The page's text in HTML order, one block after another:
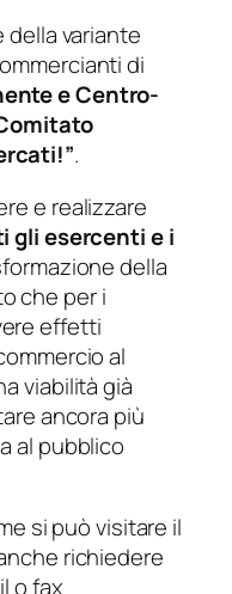
della variante
di
e Centro-
.
e realizzare
gli esercenti e i
della
che per i
effetti
al
viabilità già
ancora più
al pubblico
si può visitare il
richiedere
o fax